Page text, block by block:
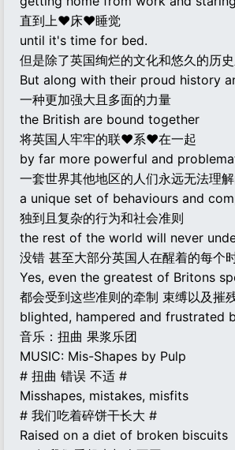
直到上♥床♥睡觉
until it's time for bed.
但是除了英国绚烂的文化和悠久的历
But along with their proud history
一种更加强大且多面的力量
the British are bound together
将英国人牢牢的联♥系♥在一起
by far more powerful and
一套世界其他地区的人们永远无法理
a unique set of behaviours and
独到且复杂的行为和社会准则
the rest of the world will never
没错 甚至大部分英国人在醒着的每个
Yes, even the greatest of Britons
都会受到这些准则的牵制 束缚以及摧
blighted, hampered and frustrated
音乐：扭曲 果浆乐团
MUSIC: Mis-Shapes by Pulp
# 扭曲 错误 不适 #
Misshapes, mistakes, misfits
# 我们吃着碎饼干长大 #
Raised on a diet of broken biscuits